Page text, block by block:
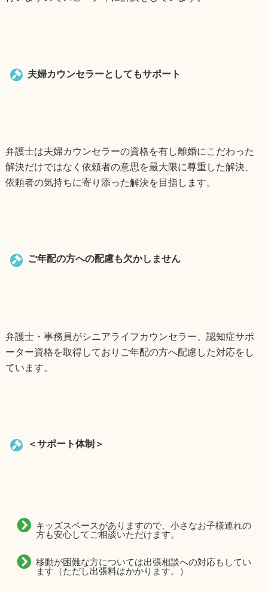
夫婦カウンセラーとしてもサポート
弁護士は夫婦カウンセラーの資格を有し離婚にこだわった
解決だけではなく依頼者の意思を最大限に尊重した解決、
依頼者の気持ちに寄り添った解決を目指します。
ご年配の方への配慮も欠かしません
弁護士・事務員がシニアライフカウンセラー、認知症サポ
ーター資格を取得しておりご年配の方へ配慮した対応をし
ています。
＜サポート体制＞
キッズスペースがありますので、小さなお子様連れの
方も安心してご相談いただけます。
移動が困難な方については出張相談への対応もしてい
ます（ただし出張料はかかります。）